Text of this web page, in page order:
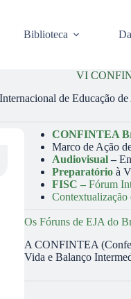
Biblioteca
VI
de Educação
CONFINTEA
Marco de Ação
Audiovisual–
Preparatório à
FISC –Fórum
Os Fóruns de EJA do
A CONFINTEA
Vida e Balanço